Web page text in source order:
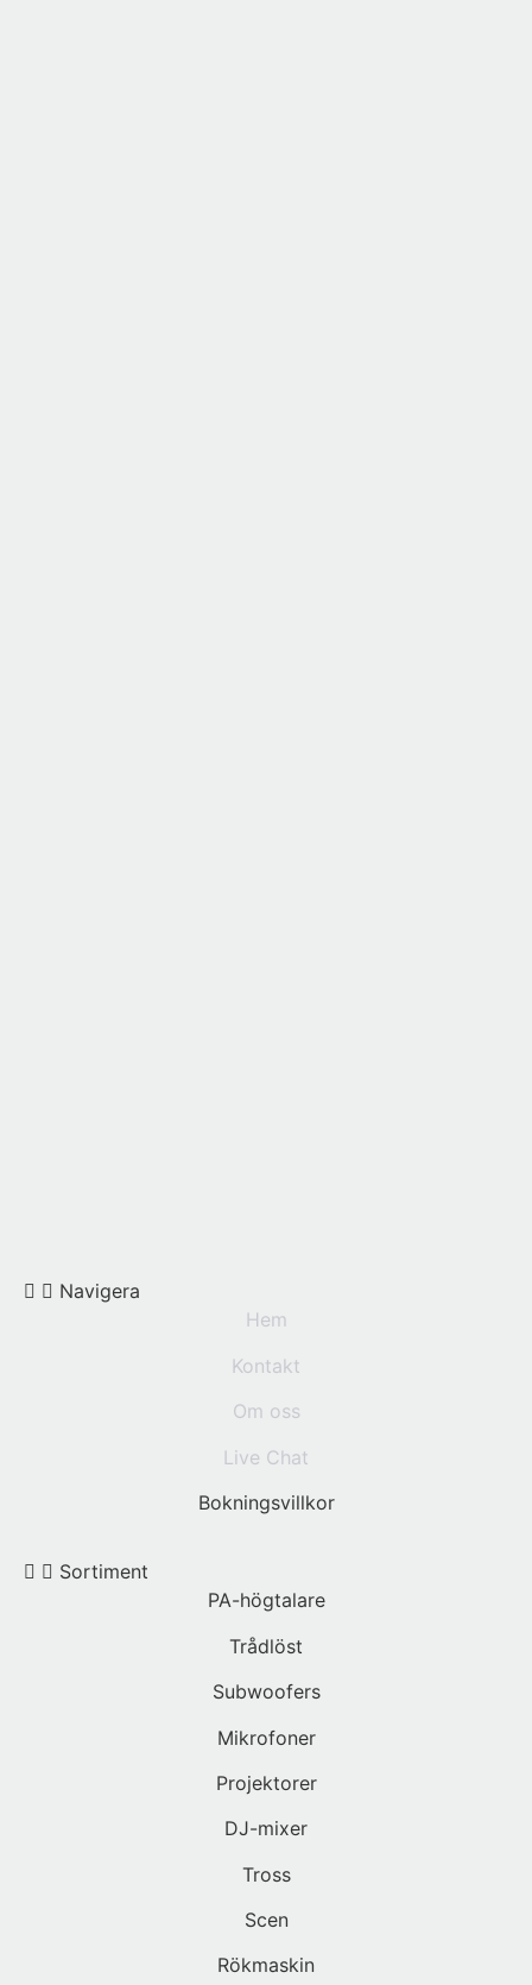
Navigera
Hem
Kontakt
Om oss
Live Chat
Bokningsvillkor
Sortiment
PA-högtalare
Trådlöst
Subwoofers
Mikrofoner
Projektorer
DJ-mixer
Tross
Scen
Rökmaskin